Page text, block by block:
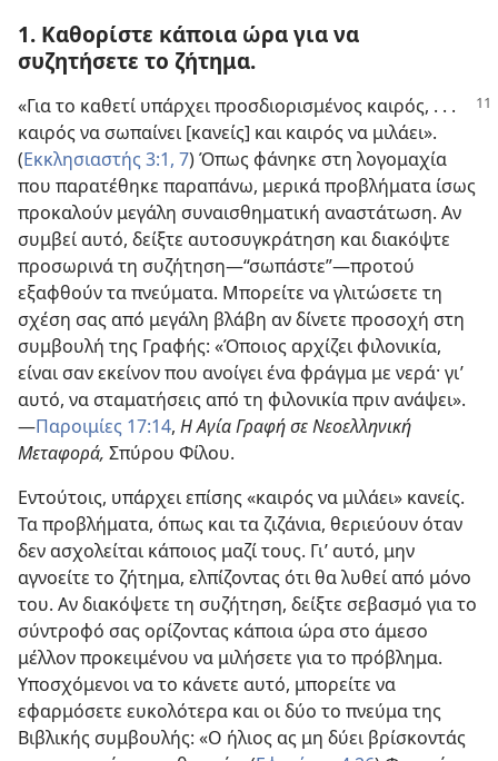
1. Καθορίστε κάποια ώρα για να
συζητήσετε το ζήτημα.
«Για το καθετί υπάρχει προσδιορισμένος καιρός, . . .
καιρός να σωπαίνει [κανείς] και καιρός να μιλάει».
(Εκκλησιαστής 3:1, 7) Όπως φάνηκε στη λογομαχία
που παρατέθηκε παραπάνω, μερικά προβλήματα ίσως
προκαλούν μεγάλη συναισθηματική αναστάτωση. Αν
συμβεί αυτό, δείξτε αυτοσυγκράτηση και διακόψτε
προσωρινά τη συζήτηση—“σωπάστε”—προτού
εξαφθούν τα πνεύματα. Μπορείτε να γλιτώσετε τη
σχέση σας από μεγάλη βλάβη αν δίνετε προσοχή στη
συμβουλή της Γραφής: «Όποιος αρχίζει φιλονικία,
είναι σαν εκείνον που ανοίγει ένα φράγμα με νερά· γι’
αυτό, να σταματήσεις από τη φιλονικία πριν ανάψει».
—Παροιμίες 17:14, Η Αγία Γραφή σε Νεοελληνική
Μεταφορά, Σπύρου Φίλου.
Εντούτοις, υπάρχει επίσης «καιρός να μιλάει» κανείς.
Τα προβλήματα, όπως και τα ζιζάνια, θεριεύουν όταν
δεν ασχολείται κάποιος μαζί τους. Γι’ αυτό, μην
αγνοείτε το ζήτημα, ελπίζοντας ότι θα λυθεί από μόνο
του. Αν διακόψετε τη συζήτηση, δείξτε σεβασμό για το
σύντροφό σας ορίζοντας κάποια ώρα στο άμεσο
μέλλον προκειμένου να μιλήσετε για το πρόβλημα.
Υποσχόμενοι να το κάνετε αυτό, μπορείτε να
εφαρμόσετε ευκολότερα και οι δύο το πνεύμα της
Βιβλικής συμβουλής: «Ο ήλιος ας μη δύει βρίσκοντάς